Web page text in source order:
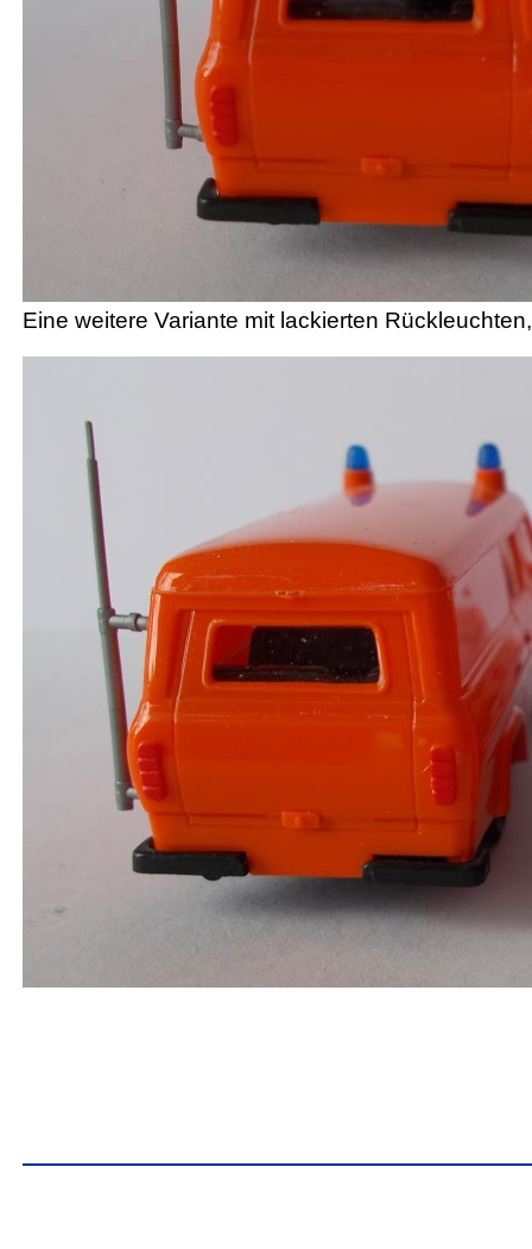
Eine weitere Variante mit lackierten